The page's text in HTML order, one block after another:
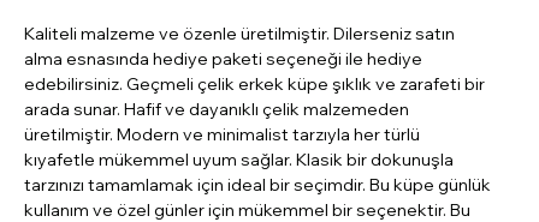
Kaliteli malzeme ve özenle üretilmiştir. Dilerseniz satın
alma esnasında hediye paketi seçeneği ile hediye
edebilirsiniz. Geçmeli çelik erkek küpe şıklık ve zarafeti bir
arada sunar. Hafif ve dayanıklı çelik malzemeden
üretilmiştir. Modern ve minimalist tarzıyla her türlü
kıyafetle mükemmel uyum sağlar. Klasik bir dokunuşla
tarzınızı tamamlamak için ideal bir seçimdir. Bu küpe günlük
kullanım ve özel günler için mükemmel bir seçenektir. Bu